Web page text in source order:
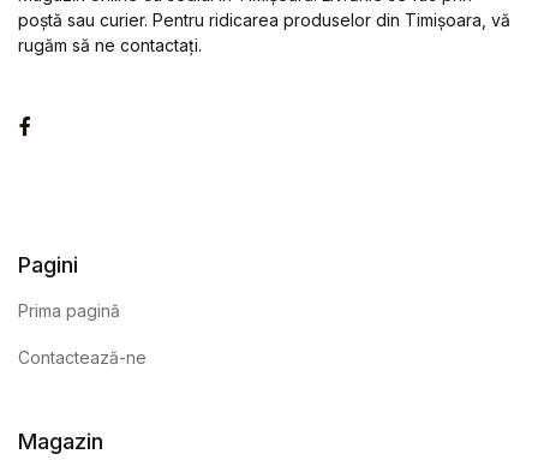
poștă sau curier. Pentru ridicarea produselor din Timișoara, vă
rugăm să ne contactați.
Pagini
Prima pagină
Contactează-ne
Magazin